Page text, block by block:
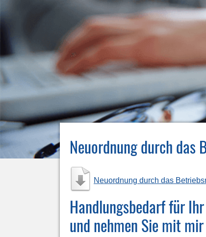
Neuordnung durch das
Neuordnung durch das
Handlungsbedarf für
und nehmen Sie mit